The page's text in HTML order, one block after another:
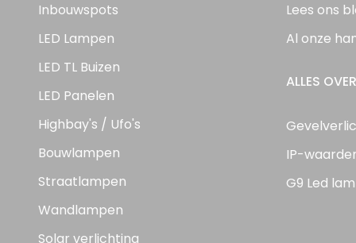
Inbouwspots
LED Lampen
LED TL Buizen
LED Panelen
Highbay's / Ufo's
Bouwlampen
Straatlampen
Wandlampen
Solar verlichting
Lees ons
Al onze
ALLES
IP-
G9 Led